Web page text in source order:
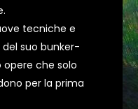
tecniche e
suo bunker-
che solo
per la prima